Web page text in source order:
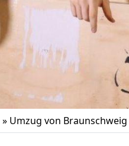
» Umzug von